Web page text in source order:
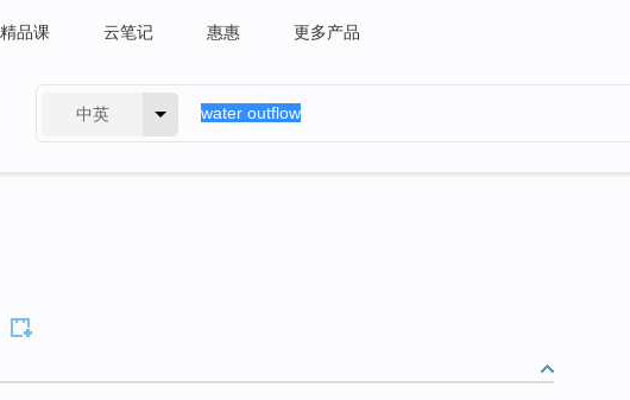
品课 云笔记 惠惠 更多产品
中英